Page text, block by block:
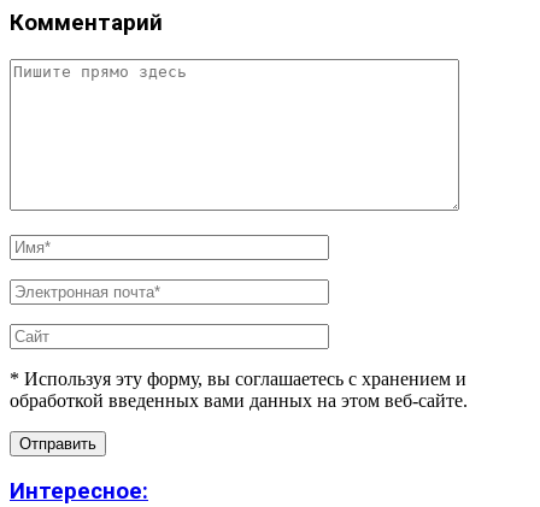
Комментарий
* Используя эту форму, вы соглашаетесь с хранением и
обработкой введенных вами данных на этом веб-сайте.
Интересное: